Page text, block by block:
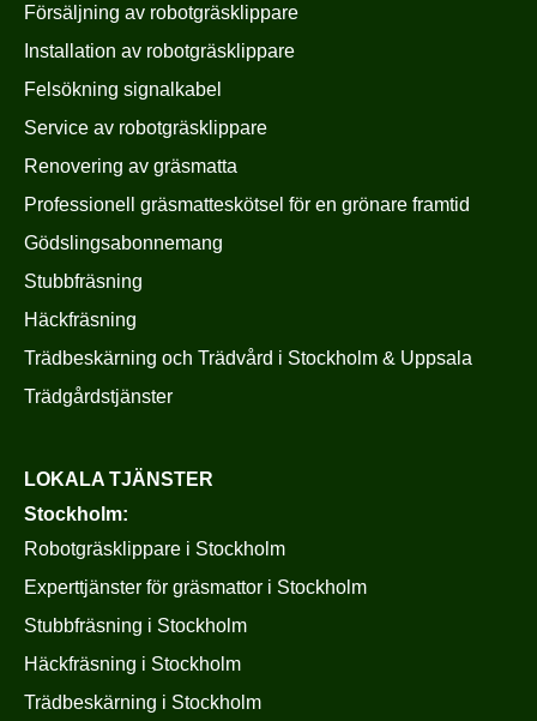
Försäljning av robotgräsklippare
Installation av robotgräsklippare
Felsökning signalkabel
Service av robotgräsklippare
Renovering av gräsmatta
Professionell gräsmatteskötsel för en grönare framtid
Gödslingsabonnemang
Stubbfräsning
Häckfräsning
Trädbeskärning och Trädvård i Stockholm & Uppsala
Trädgårdstjänster
LOKALA TJÄNSTER
Stockholm:
Robotgräsklippare i Stockholm
Experttjänster för gräsmattor i Stockholm
Stubbfräsning i Stockholm
Häckfräsning i Stockholm
Trädbeskärning i Stockholm